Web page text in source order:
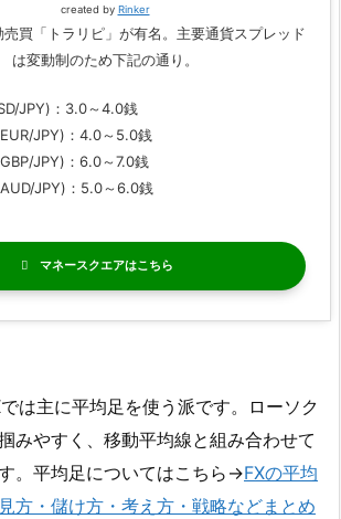
created by Rinker
買「トラリピ」が有名。主要通貨スプレッド
は変動制のため下記の通り。
JPY)：3.0～4.0銭
JPY)：4.0～5.0銭
JPY)：6.0～7.0銭
JPY)：5.0～6.0銭
マネースクエア
は主に平均足を使う派です。ローソク
みやすく、移動平均線と組み合わせて
。平均足についてはこちら→FXの平均
方・儲け方・考え方・戦略などまとめ